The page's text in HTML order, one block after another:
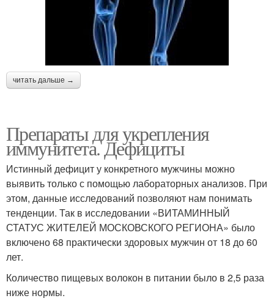
читать дальше →
Препараты для укрепления
иммунитета. Дефициты
Истинный дефицит у конкретного мужчины можно
выявить только с помощью лабораторных анализов. При
этом, данные исследований позволяют нам понимать
тенденции. Так в исследовании «ВИТАМИННЫЙ
СТАТУС ЖИТЕЛЕЙ МОСКОВСКОГО РЕГИОНА» было
включено 68 практически здоровых мужчин от 18 до 60
лет.
Количество пищевых волокон в питании было в 2,5 раза
ниже нормы.